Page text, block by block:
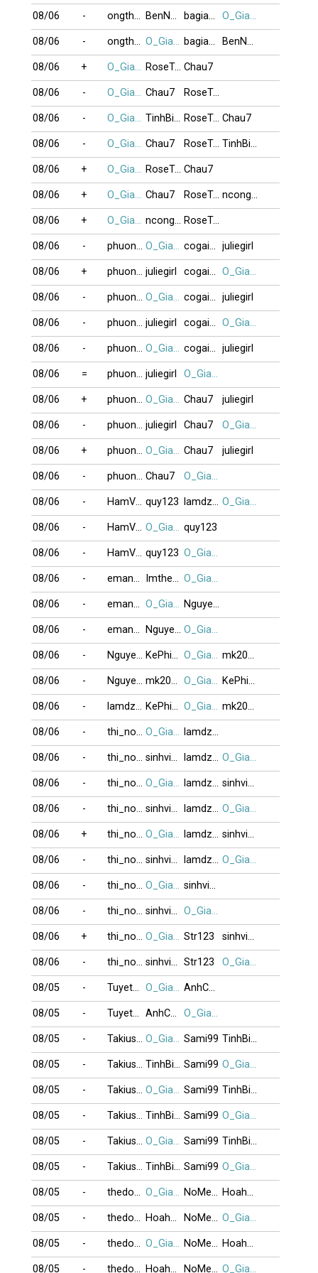
08/06 - ongthayboi BenNhau bagiaqn O_GiaBuiDoi
08/06 - ongthayboi O_GiaBuiDoi bagiaqn BenNhau
08/06 + O_GiaBuiDoi RoseTran Chau7
08/06 - O_GiaBuiDoi Chau7 RoseTran
08/06 - O_GiaBuiDoi TinhBietLy RoseTran Chau7
08/06 - O_GiaBuiDoi Chau7 RoseTran TinhBietLy
08/06 + O_GiaBuiDoi RoseTran Chau7
08/06 + O_GiaBuiDoi Chau7 RoseTran ncongtam
08/06 + O_GiaBuiDoi ncongtam RoseTran
08/06 - phuong416 O_GiaBuiDoi cogaixinh juliegirl
08/06 + phuong416 juliegirl cogaixinh O_GiaBuiDoi
08/06 - phuong416 O_GiaBuiDoi cogaixinh juliegirl
08/06 - phuong416 juliegirl cogaixinh O_GiaBuiDoi
08/06 - phuong416 O_GiaBuiDoi cogaixinh juliegirl
08/06 = phuong416 juliegirl O_GiaBuiDoi
08/06 + phuong416 O_GiaBuiDoi Chau7 juliegirl
08/06 - phuong416 juliegirl Chau7 O_GiaBuiDoi
08/06 + phuong416 O_GiaBuiDoi Chau7 juliegirl
08/06 - phuong416 Chau7 O_GiaBuiDoi
08/06 - HamVui1 quy123 lamdzuyen O_GiaBuiDoi
08/06 - HamVui1 O_GiaBuiDoi quy123
08/06 - HamVui1 quy123 O_GiaBuiDoi
08/06 - eman121817 Imtheone O_GiaBuiDoi
08/06 - eman121817 O_GiaBuiDoi NguyenK_67
08/06 - eman121817 NguyenK_67 O_GiaBuiDoi
08/06 - NguyenK_67 KePhieuBac O_GiaBuiDoi mk2013
08/06 - NguyenK_67 mk2013 O_GiaBuiDoi KePhieuBac
08/06 - lamdzuyen KePhieuBac O_GiaBuiDoi mk2013
08/06 - thi_no123 O_GiaBuiDoi lamdzuyen
08/06 - thi_no123 sinhvien21 lamdzuyen O_GiaBuiDoi
08/06 - thi_no123 O_GiaBuiDoi lamdzuyen sinhvien21
08/06 - thi_no123 sinhvien21 lamdzuyen O_GiaBuiDoi
08/06 + thi_no123 O_GiaBuiDoi lamdzuyen sinhvien21
08/06 - thi_no123 sinhvien21 lamdzuyen O_GiaBuiDoi
08/06 - thi_no123 O_GiaBuiDoi sinhvien21
08/06 - thi_no123 sinhvien21 O_GiaBuiDoi
08/06 + thi_no123 O_GiaBuiDoi Str123 sinhvien21
08/06 - thi_no123 sinhvien21 Str123 O_GiaBuiDoi
08/05 - Tuyetmai1985 O_GiaBuiDoi AnhCanada
08/05 - Tuyetmai1985 AnhCanada O_GiaBuiDoi
08/05 - Takiussa O_GiaBuiDoi Sami99 TinhBietLy
08/05 - Takiussa TinhBietLy Sami99 O_GiaBuiDoi
08/05 - Takiussa O_GiaBuiDoi Sami99 TinhBietLy
08/05 - Takiussa TinhBietLy Sami99 O_GiaBuiDoi
08/05 - Takiussa O_GiaBuiDoi Sami99 TinhBietLy
08/05 - Takiussa TinhBietLy Sami99 O_GiaBuiDoi
08/05 - thedo12 O_GiaBuiDoi NoMercy Hoahong002
08/05 - thedo12 Hoahong002 NoMercy O_GiaBuiDoi
08/05 - thedo12 O_GiaBuiDoi NoMercy Hoahong002
08/05 - thedo12 Hoahong002 NoMercy O_GiaBuiDoi